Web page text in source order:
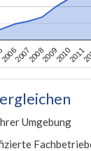
200620072008200920102011
Umgebung